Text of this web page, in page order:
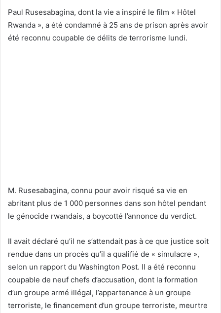
Paul Rusesabagina, dont la vie a inspiré le film « Hôtel
Rwanda », a été condamné à 25 ans de prison après avoir
été reconnu coupable de délits de terrorisme lundi.
M. Rusesabagina, connu pour avoir risqué sa vie en
abritant plus de 1 000 personnes dans son hôtel pendant
le génocide rwandais, a boycotté l’annonce du verdict.
Il avait déclaré qu’il ne s’attendait pas à ce que justice soit
rendue dans un procès qu’il a qualifié de « simulacre »,
selon un rapport du Washington Post. Il a été reconnu
coupable de neuf chefs d’accusation, dont la formation
d’un groupe armé illégal, l’appartenance à un groupe
terroriste, le financement d’un groupe terroriste, meurtre